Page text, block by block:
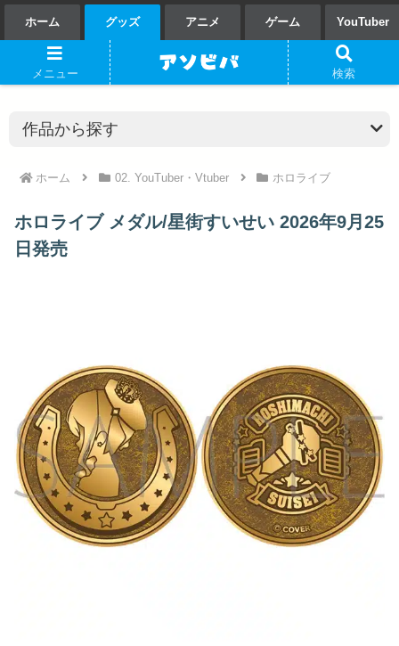
ホーム グッズ アニメ ゲーム YouTuber
ホーム 02. YouTuber・Vtuber ホロライブ
ホロライブ メダル/星街すいせい 2026年9月25
日発売
メニュー 検索